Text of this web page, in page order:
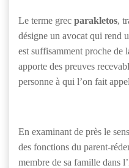
Le terme grec parakletos,
désigne un avocat qui rend
est suffisamment proche de
apporte des preuves
personne à qui l’on fait
En examinant de près le
des fonctions du parent-
membre de sa famille dans